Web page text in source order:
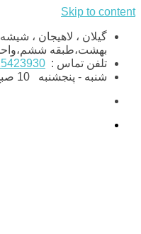
Skip to content
بهشت،طبقه
تلفن تماس :
شنبه - پنجشنبه